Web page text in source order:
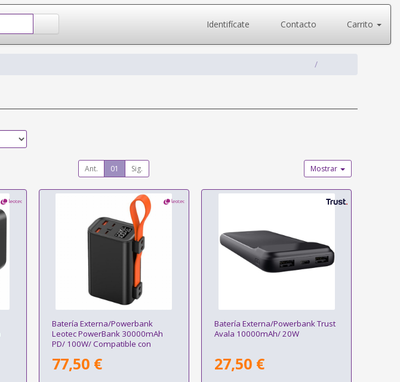
Identifícate Contacto Carrito
Ant. 01 Sig. Mostrar
Batería Externa/Powerbank
Leotec PowerBank 30000mAh
PD/ 100W/ Compatible con
77,50 €
Batería Externa/Powerbank Trust
Avala 10000mAh/ 20W
27,50 €